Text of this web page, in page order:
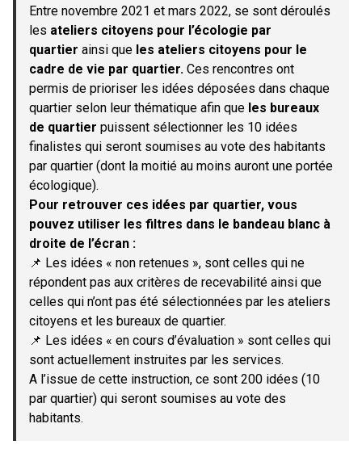
Entre novembre 2021 et mars 2022, se sont déroulés
les ateliers citoyens pour l’écologie par
quartier ainsi que les ateliers citoyens pour le
cadre de vie par quartier. Ces rencontres ont
permis de prioriser les idées déposées dans chaque
quartier selon leur thématique afin que les bureaux
de quartier puissent sélectionner les 10 idées
finalistes qui seront soumises au vote des habitants
par quartier (dont la moitié au moins auront une portée
écologique).
Pour retrouver ces idées par quartier, vous
pouvez utiliser les filtres dans le bandeau blanc à
droite de l’écran :
📌 Les idées « non retenues », sont celles qui ne
répondent pas aux critères de recevabilité ainsi que
celles qui n’ont pas été sélectionnées par les ateliers
citoyens et les bureaux de quartier.
📌 Les idées « en cours d’évaluation » sont celles qui
sont actuellement instruites par les services.
A l’issue de cette instruction, ce sont 200 idées (10
par quartier) qui seront soumises au vote des
habitants.